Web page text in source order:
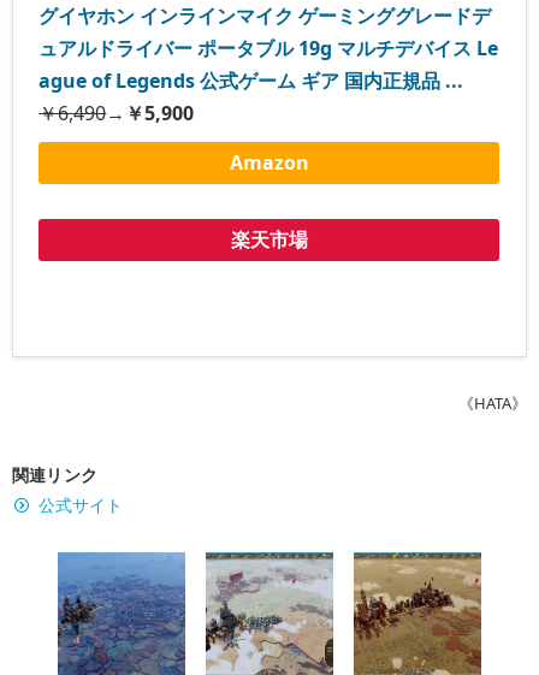
グイヤホン インラインマイク ゲーミンググレードデ
ュアルドライバー ポータブル 19g マルチデバイス Le
ague of Legends 公式ゲーム ギア 国内正規品 ...
￥6,490→ ￥5,900
Amazon
楽天市場
《HATA》
関連リンク
公式サイト